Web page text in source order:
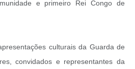
e primeiro Rei Congo de
culturais da Guarda de
convidados e representantes da